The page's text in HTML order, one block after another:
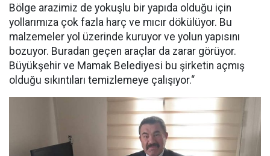
Bölge arazimiz de yokuşlu bir yapıda olduğu için
yollarımıza çok fazla harç ve mıcır dökülüyor. Bu
malzemeler yol üzerinde kuruyor ve yolun yapısını
bozuyor. Buradan geçen araçlar da zarar görüyor.
Büyükşehir ve Mamak Belediyesi bu şirketin açmış
olduğu sıkıntıları temizlemeye çalışıyor.“